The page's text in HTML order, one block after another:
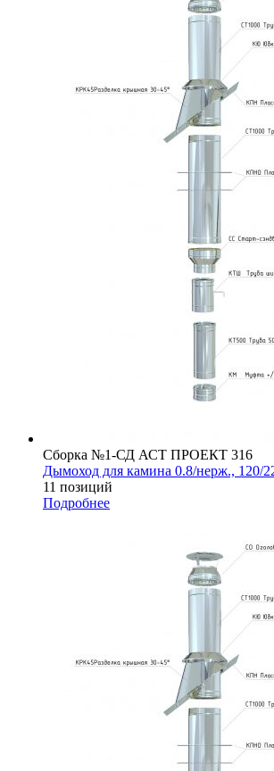
Сборка №1-СД АСТ ПРОЕКТ 316
Дымоход для камина 0.8/нерж., 120/
11 позиций
Подробнее